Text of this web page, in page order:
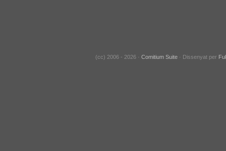
(cc) 2006 - 2026 ·Comitium Suite · Dissenyat per